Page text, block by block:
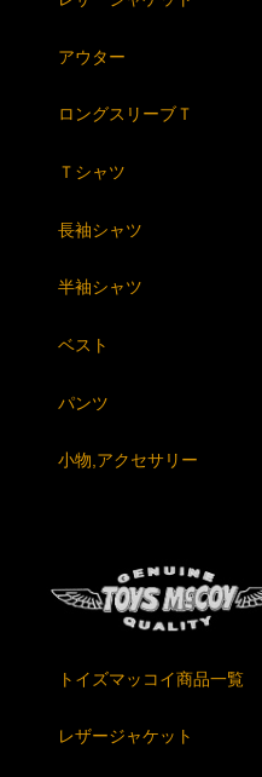
アウター
ロングスリーブＴ
Ｔシャツ
長袖シャツ
半袖シャツ
ベスト
パンツ
小物,アクセサリー
トイズマッコイ商品一覧
レザージャケット